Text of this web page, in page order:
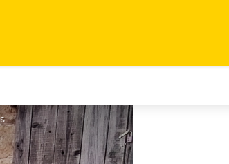
Une terrasse herbeuse avec une table et chaises et des boissons. A droite, on voit une roue à bandage accolée sur un mur [...] - Andrew MARTEN